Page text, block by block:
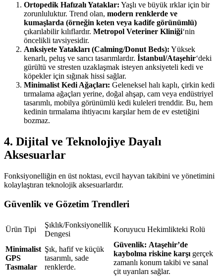
Ortopedik Hafızalı Yataklar: Yaşlı ve büyük ırklar için bir
zorunluluktur. Trend olan, modern renklerde ve
kumaşlarda (örneğin keten veya kadife görünümlü)
çıkarılabilir kılıflardır. Metropol Veteriner Kliniği‘nin
öncelikli tavsiyesidir.
Anksiyete Yatakları (Calming/Donut Beds): Yüksek
kenarlı, peluş ve sarıcı tasarımlardır. İstanbul/Ataşehir‘deki
gürültü ve stresten uzaklaşmak isteyen anksiyeteli kedi ve
köpekler için sığınak hissi sağlar.
Minimalist Kedi Ağaçları: Geleneksel halı kaplı, çirkin kedi
tırmalama ağaçları yerine, doğal ahşap, cam veya endüstriyel
tasarımlı, mobilya görünümlü kedi kuleleri trenddir. Bu, hem
kedinin tırmalama ihtiyacını karşılar hem de ev estetiğini
bozmaz.
4. Dijital ve Teknolojiye Dayalı
Aksesuarlar
Fonksiyonelliğin en üst noktası, evcil hayvan takibini ve yönetimini
kolaylaştıran teknolojik aksesuarlardır.
Güvenlik ve Gözetim Trendleri
Ürün Tipi
Şıklık/Fonksiyonellik
Dengesi
Koruyucu Hekimlikteki Rolü
Minimalist
GPS
Tasmalar
Şık, hafif ve küçük
tasarımlı, sade
renklerde.
Güvenlik: Ataşehir’de
kaybolma riskine karşı gerçek
zamanlı konum takibi ve sanal
çit uyarıları sağlar.